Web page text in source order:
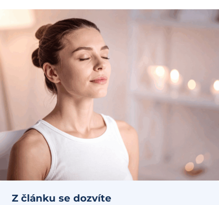
Z článku se dozvíte